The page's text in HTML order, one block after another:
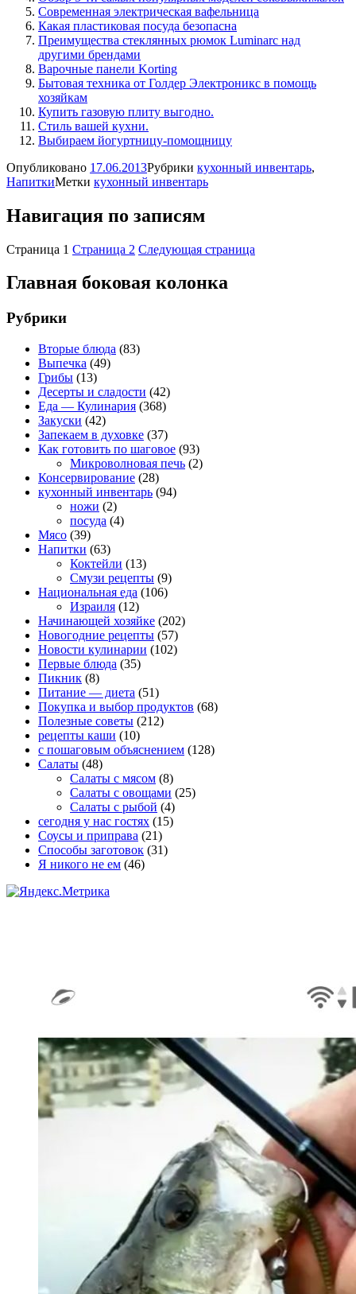
Современная электрическая вафельница
Какая пластиковая посуда безопасна
Преимущества стеклянных рюмок Luminarc над
другими брендами
Варочные панели Korting
Бытовая техника от Голдер Электроникс в помощь
хозяйкам
Купить газовую плиту выгодно.
Стиль вашей кухни.
Выбираем йогуртницу-помощницу
Опубликовано 17.06.2013Рубрики кухонный инвентарь,
НапиткиМетки кухонный инвентарь
Навигация по записям
Страница 1 Страница 2 Следующая страница
Главная боковая колонка
Рубрики
Вторые блюда (83)
Выпечка (49)
Грибы (13)
Десерты и сладости (42)
Еда — Кулинария (368)
Закуски (42)
Запекаем в духовке (37)
Как готовить по шаговое (93)
Микроволновая печь (2)
Консервирование (28)
кухонный инвентарь (94)
ножи (2)
посуда (4)
Мясо (39)
Напитки (63)
Коктейли (13)
Смузи рецепты (9)
Национальная еда (106)
Израиля (12)
Начинающей хозяйке (202)
Новогодние рецепты (57)
Новости кулинарии (102)
Первые блюда (35)
Пикник (8)
Питание — диета (51)
Покупка и выбор продуктов (68)
Полезные советы (212)
рецепты каши (10)
с пошаговым объяснением (128)
Салаты (48)
Салаты с мясом (8)
Салаты с овощами (25)
Салаты с рыбой (4)
сегодня у нас гостях (15)
Соусы и приправа (21)
Способы заготовок (31)
Я никого не ем (46)